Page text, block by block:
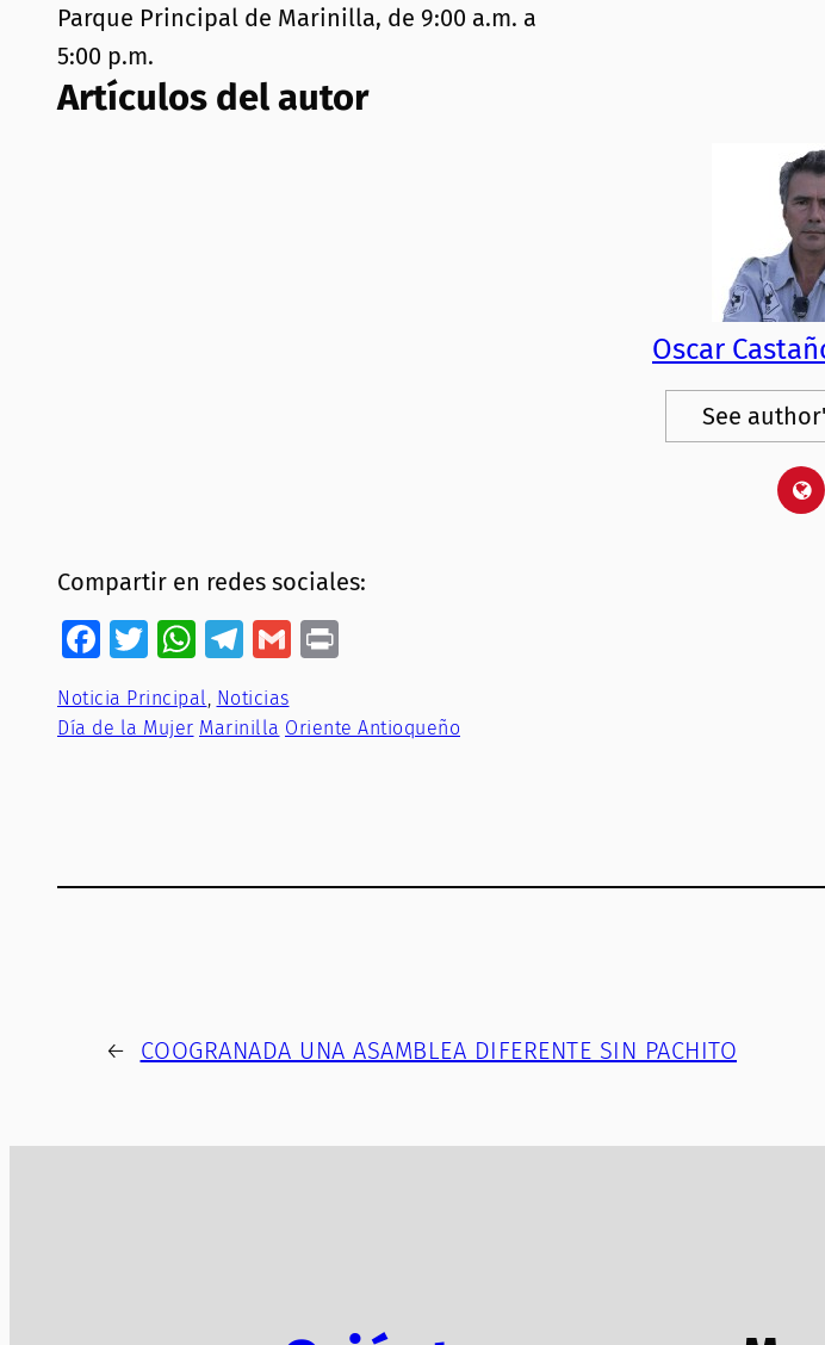
Parque Principal de Marinilla, de 9:00 a.m. a
5:00 p.m.
Artículos del autor
Oscar
See
Compartir en redes sociales:
Facebook
Twitter
WhatsApp
Telegram
Gmail
Noticia Principal, Noticias
Día de la Mujer Marinilla Oriente Antioqueño
← COOGRANADA UNA ASAMBLEA DIFERENTE SIN PACHITO